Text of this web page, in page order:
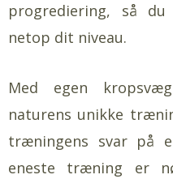
progrediering, så
netop dit niveau.
Med egen
naturens unikke
træningens svar på
eneste træning er